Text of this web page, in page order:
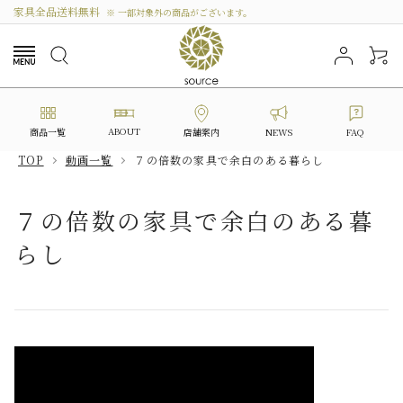
家具全品送料無料 ※ 一部対象外の商品がございます。
商品一覧 ABOUT 店舗案内 NEWS FAQ
カテゴリーから選ぶ
TOP 動画一覧 ７の倍数の家具で余白のある暮らし
７の倍数の家具で余白のある暮
らし